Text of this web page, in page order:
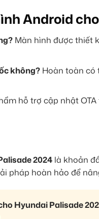
Android
Màn hình được thiết
không? Hoàn toàn có
hỗ trợ cập nhật
2024 là khoản
pháp hoàn hảo để
Hyundai Palisade